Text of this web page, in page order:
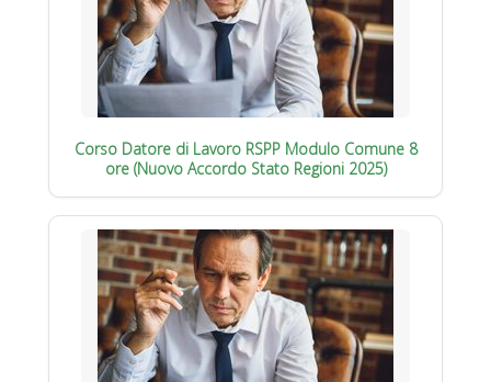
Corso Datore di Lavoro RSPP Modulo Comune 8
ore (Nuovo Accordo Stato Regioni 2025)